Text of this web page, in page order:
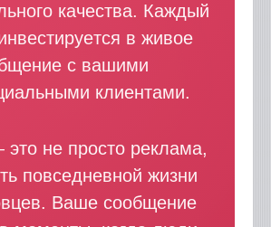
качества. Каждый
в живое
с вашими
клиентами.
не просто реклама,
повседневной жизни
Ваше сообщение